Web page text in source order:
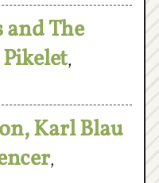
,
Karl Blau
,